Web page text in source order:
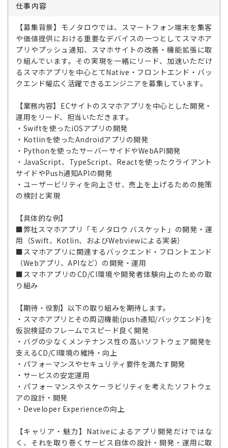
仕事内容
【募集背景】モノタロウでは、スマートフォン端末を集客
や価値提供における重要なデバイスの一つとしてスマホア
プリやプッシュ通知、スマホサイトの改善・機能拡張に取
り組んでいます。その実現を一緒にリード、加速いただけ
るスマホアプリを中心とてNative・フロントエンド・バッ
クエンド幅広く活躍できるエンジニアを募集しています。
【業務内容】ECサイトのスマホアプリを中心とした開発・
運用をリード、担当いただきます。
・Swiftを使ったiOSアプリの開発
・Kotlinを使ったAndroidアプリの開発
・Pythonを使ったサーバーサイドやWebAPI開発
・JavaScript、TypeScript、Reactを使ったクライアント
サイドやPush通知APIの開発
・ユーザービリティを向上させ、売上を上げるための施策
の検討と実現
【具体的な例】
■弊社スマホアプリ「モノタロウ バスケット」の開発・運
用（Swift、Kotlin、およびWebviewによる実装）
■スマホアプリに関連するバックエンド・フロントエンド
（Webアプリ、APIなど）の開発・運用
■スマホアプリのCD/CI環境や開発者体験向上のための取
り組み
【期待・役割】以下の取り組みを期待します。
・スマホアプリとその周辺機能(push通知/バックエンド)を
仮説検証のフレームでスピード良く開発
・バグの少なくメンテナンス性の高いソフトウェア開発を
支えるCD/CI環境の維持・向上
・パフォーマンスやセキュリティ要件を満たす開発
・サービスの安定運用
・パフォーマンスやスケーラビリティを考えたソフトウェ
アの設計・開発
・Developer Experienceの向上
【キャリア・魅力】Nativeによるアプリ開発だけではな
く、それを取り巻くサービス自体の設計・開発・運用に取